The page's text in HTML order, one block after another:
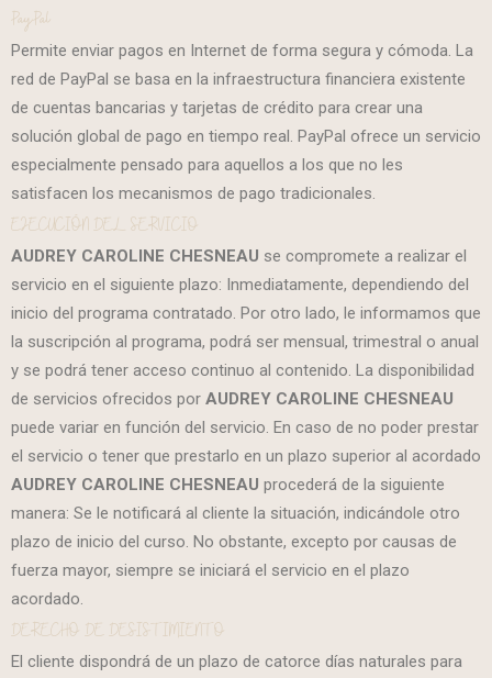
PayPal
Permite enviar pagos en Internet de forma segura y cómoda. La
red de PayPal se basa en la infraestructura financiera existente
de cuentas bancarias y tarjetas de crédito para crear una
solución global de pago en tiempo real. PayPal ofrece un servicio
especialmente pensado para aquellos a los que no les
satisfacen los mecanismos de pago tradicionales.
EJECUCIÓN DEL SERVICIO
AUDREY CAROLINE CHESNEAU se compromete a realizar el
servicio en el siguiente plazo: Inmediatamente, dependiendo del
inicio del programa contratado. Por otro lado, le informamos que
la suscripción al programa, podrá ser mensual, trimestral o anual
y se podrá tener acceso continuo al contenido. La disponibilidad
de servicios ofrecidos por AUDREY CAROLINE CHESNEAU
puede variar en función del servicio. En caso de no poder prestar
el servicio o tener que prestarlo en un plazo superior al acordado
AUDREY CAROLINE CHESNEAU procederá de la siguiente
manera: Se le notificará al cliente la situación, indicándole otro
plazo de inicio del curso. No obstante, excepto por causas de
fuerza mayor, siempre se iniciará el servicio en el plazo
acordado.
DERECHO DE DESISTIMIENTO
El cliente dispondrá de un plazo de catorce días naturales para